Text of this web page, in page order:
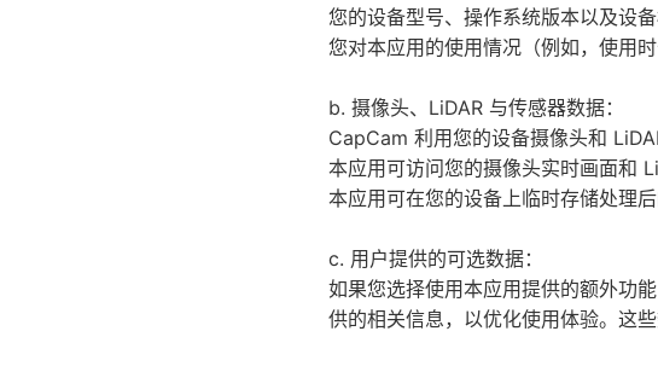
您的设备型号、操作系统版本以及设备
您对本应用的使用情况（例如，使用
b. 摄像头、LiDAR 与传感器数据：
CapCam 利用您的设备摄像头和
本应用可访问您的摄像头实时画面和
本应用可在您的设备上临时存储处理
c. 用户提供的可选数据：
如果您选择使用本应用提供的额外功
供的相关信息，以优化使用体验。这